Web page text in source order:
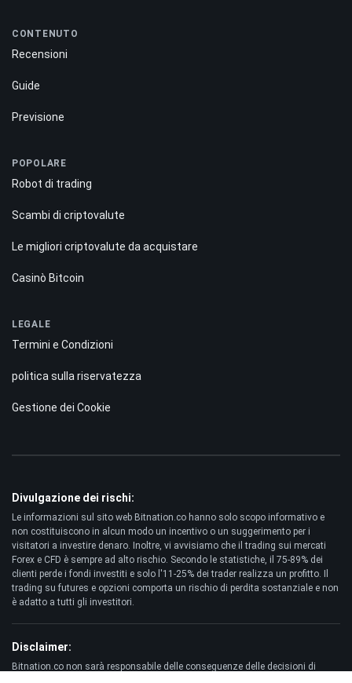
CONTENUTO
Recensioni
Guide
Previsione
POPOLARE
Robot di trading
Scambi di criptovalute
Le migliori criptovalute da acquistare
Casinò Bitcoin
LEGALE
Termini e Condizioni
politica sulla riservatezza
Gestione dei Cookie
Divulgazione dei rischi:
Le informazioni sul sito web Bitnation.co hanno solo scopo informativo e
non costituiscono in alcun modo un incentivo o un suggerimento per i
visitatori a investire denaro. Inoltre, vi avvisiamo che il trading sui mercati
Forex e CFD è sempre ad alto rischio. Secondo le statistiche, il 75-89% dei
clienti perde i fondi investiti e solo l'11-25% dei trader realizza un profitto. Il
trading su futures e opzioni comporta un rischio di perdita sostanziale e non
è adatto a tutti gli investitori.
Disclaimer:
Bitnation.co non sarà responsabile delle conseguenze delle decisioni di